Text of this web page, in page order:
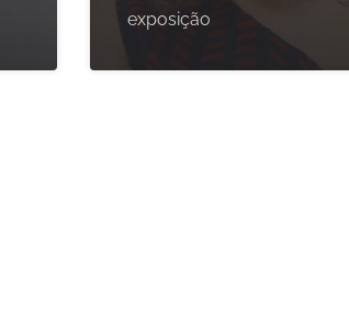
exposição